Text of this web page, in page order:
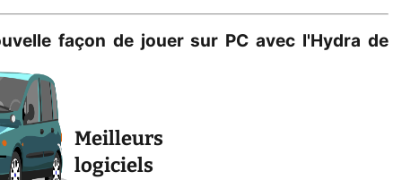
façon de jouer sur PC avec l'Hydra de
Meilleurs
logiciels